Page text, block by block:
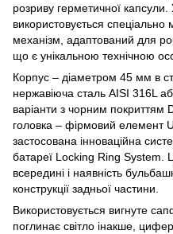
розриву герметичної
використовується
механізм, адаптований для
що є унікальною технічною
Корпус – діаметром 45 мм в
нержавіюча сталь AISI 316L
варіанти з чорним покриттям
головка – фірмовий елемент
застосована інноваційна
батареї Locking Ring
всередині і наявність
конструкції задньої частини.
Використовується вигнуте
поглинає світло інакше,